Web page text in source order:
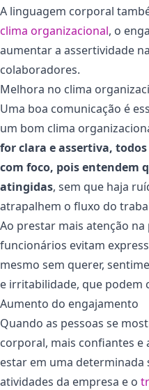
A linguagem corporal
clima organizacional, o
aumentar a assertividade
colaboradores.
Melhora no clima
Uma boa comunicação é
um bom clima
for clara e assertiva,
com foco, pois entendem
atingidas, sem que haja
atrapalhem o fluxo do
Ao prestar mais atenção
funcionários evitam
mesmo sem querer,
e irritabilidade, que podem
Aumento do engajamento
Quando as pessoas se
corporal, mais confiantes e
estar em uma determinada
atividades da empresa e o